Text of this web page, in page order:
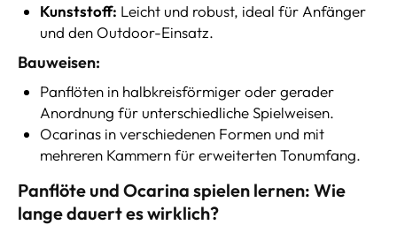
Kunststoff: Leicht und robust, ideal für Anfänger
und den Outdoor-Einsatz.
Bauweisen:
Panflöten in halbkreisförmiger oder gerader
Anordnung für unterschiedliche Spielweisen.
Ocarinas in verschiedenen Formen und mit
mehreren Kammern für erweiterten Tonumfang.
Panflöte und Ocarina spielen lernen: Wie
lange dauert es wirklich?